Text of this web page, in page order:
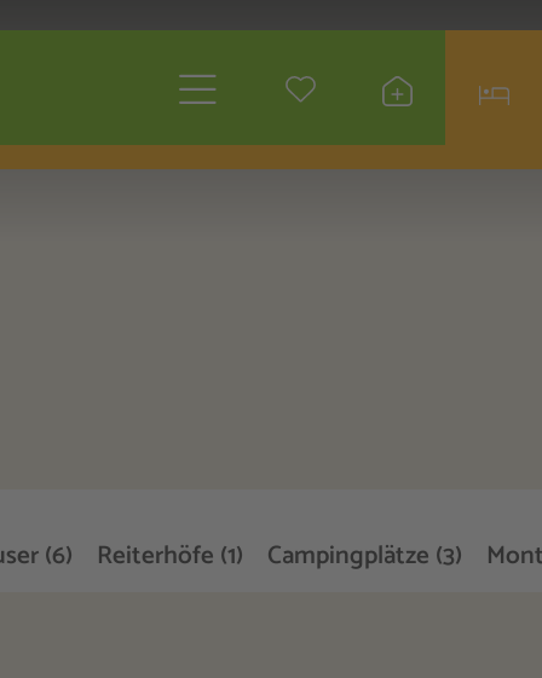
(6) Reiterhöfe (1) Campingplätze (3)